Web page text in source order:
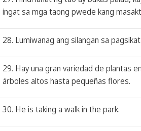
ingat sa mga taong pwede kang
28. Lumiwanag ang silangan sa
29. Hay una gran variedad de plantas
árboles altos hasta pequeñas flores.
30. He is taking a walk in the park.